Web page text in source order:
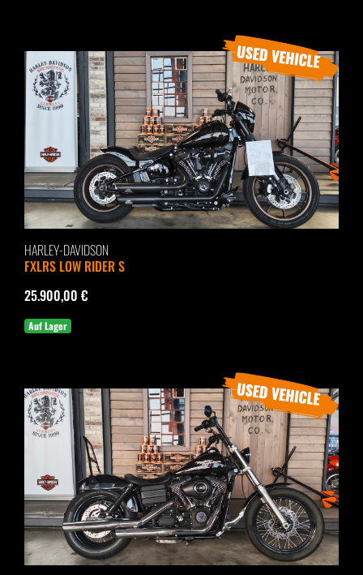
HARLEY-DAVIDSON
FXLRS LOW RIDER S
25.900,00 €
Auf Lager